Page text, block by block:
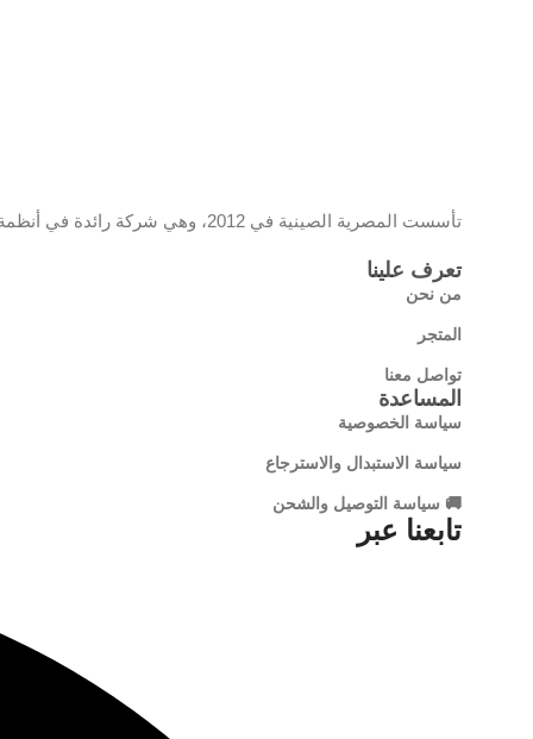
تأسست المصرية الصينية في 2012، وهي شركة رائدة في أنظمة المراقبة والشبكات، تحمل علامة EC وموزع معتمد لمنتجات تي بي لينك، وتقدم حلولًا تقنية مبتكرة تجمع بين الجودة والتكنولوجيا الحديثة
تعرف علينا
من نحن
المتجر
تواصل معنا
المساعدة
سياسة الخصوصية
سياسة الاستبدال والاسترجاع
🚚 سياسة التوصيل والشحن
تابعنا عبر